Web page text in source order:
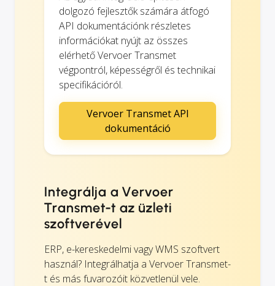
dolgozó fejlesztők számára átfogó
API dokumentációnk részletes
információkat nyújt az összes
elérhető Vervoer Transmet
végpontról, képességről és technikai
specifikációról.
Vervoer Transmet API
dokumentáció
Integrálja a Vervoer
Transmet-t az üzleti
szoftverével
ERP, e-kereskedelmi vagy WMS szoftvert
használ? Integrálhatja a Vervoer Transmet-
t és más fuvarozóit közvetlenül vele.